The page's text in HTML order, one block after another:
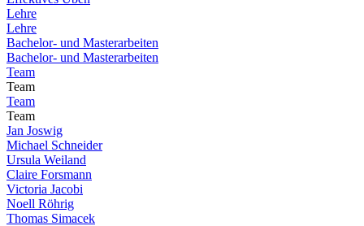
Lehre
Lehre
Bachelor- und Masterarbeiten
Bachelor- und Masterarbeiten
Team
Team
Team
Team
Jan Joswig
Michael Schneider
Ursula Weiland
Claire Forsmann
Victoria Jacobi
Noell Röhrig
Thomas Simacek